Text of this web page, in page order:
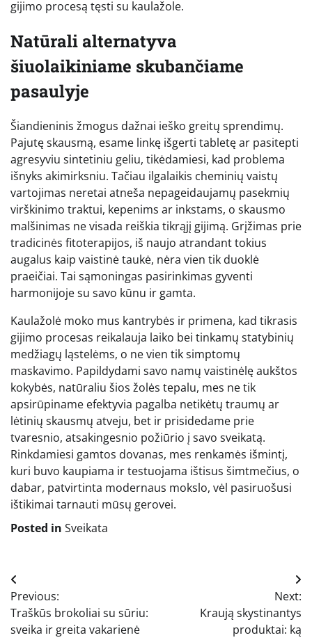
gijimo procesą tęsti su kaulažole.
Natūrali alternatyva
šiuolaikiniame skubančiame
pasaulyje
Šiandieninis žmogus dažnai ieško greitų sprendimų.
Pajutę skausmą, esame linkę išgerti tabletę ar pasitepti
agresyviu sintetiniu geliu, tikėdamiesi, kad problema
išnyks akimirksniu. Tačiau ilgalaikis cheminių vaistų
vartojimas neretai atneša nepageidaujamų pasekmių
virškinimo traktui, kepenims ar inkstams, o skausmo
malšinimas ne visada reiškia tikrąjį gijimą. Grįžimas prie
tradicinės fitoterapijos, iš naujo atrandant tokius
augalus kaip vaistinė taukė, nėra vien tik duoklė
praeičiai. Tai sąmoningas pasirinkimas gyventi
harmonijoje su savo kūnu ir gamta.
Kaulažolė moko mus kantrybės ir primena, kad tikrasis
gijimo procesas reikalauja laiko bei tinkamų statybinių
medžiagų ląstelėms, o ne vien tik simptomų
maskavimo. Papildydami savo namų vaistinėlę aukštos
kokybės, natūraliu šios žolės tepalu, mes ne tik
apsirūpiname efektyvia pagalba netikėtų traumų ar
lėtinių skausmų atveju, bet ir prisidedame prie
tvaresnio, atsakingesnio požiūrio į savo sveikatą.
Rinkdamiesi gamtos dovanas, mes renkamės išmintį,
kuri buvo kaupiama ir testuojama ištisus šimtmečius, o
dabar, patvirtinta modernaus mokslo, vėl pasiruošusi
ištikimai tarnauti mūsų gerovei.
Posted in Sveikata
Navigacija
tarp
įrašų
Previous:
Traškūs brokoliai su sūriu:
sveika ir greita vakarienė
Next:
Kraują skystinantys
produktai: ką